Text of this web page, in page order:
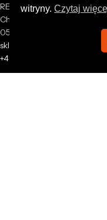
REXXER sp. z o.o.
Chrzanów Mały 44A
05-825 Grodzisk
sklep@rexxer.pl
+48 512 477 473
witryny.Czytaj